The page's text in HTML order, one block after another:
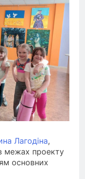
Лагодіна,
межах проекту
основних